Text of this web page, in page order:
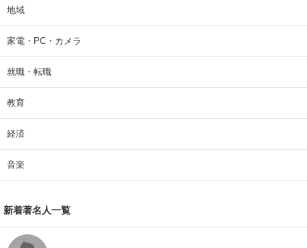
地域
家電・PC・カメラ
就職・転職
教育
経済
音楽
新着著名人一覧